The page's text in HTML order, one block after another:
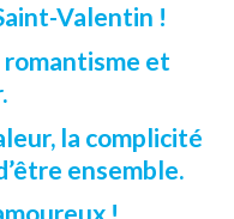
Valentin !
et
la complicité
ensemble.
!